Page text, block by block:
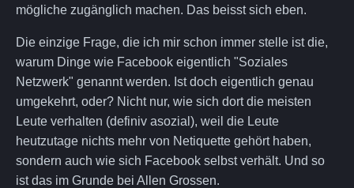
mögliche zugänglich machen. Das beisst sich eben.
Die einzige Frage, die ich mir schon immer stelle ist die,
warum Dinge wie Facebook eigentlich "Soziales
Netzwerk" genannt werden. Ist doch eigentlich genau
umgekehrt, oder? Nicht nur, wie sich dort die meisten
Leute verhalten (definiv asozial), weil die Leute
heutzutage nichts mehr von Netiquette gehört haben,
sondern auch wie sich Facebook selbst verhält. Und so
ist das im Grunde bei Allen Grossen.